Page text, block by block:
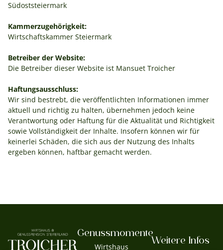
Südoststeiermark
Kammerzugehörigkeit:
Wirtschaftskammer Steiermark
Betreiber der Website:
Die Betreiber dieser Website ist Mansuet Troicher
Haftungsausschluss:
Wir sind bestrebt, die veröffentlichten Informationen immer
aktuell und richtig zu halten, übernehmen jedoch keine
Verantwortung oder Haftung für die Aktualität und Richtigkeit
sowie Vollständigkeit der Inhalte. Insofern können wir für
keinerlei Schäden, die sich aus der Nutzung des Inhalts
ergeben können, haftbar gemacht werden.
Genussmomente
Wirtshaus
Weitere Infos